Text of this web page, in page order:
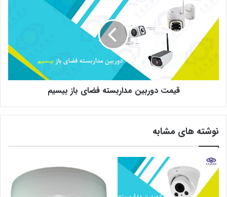
مداربسته
فضای
قیمت دوربین مداربسته فضای باز بیسیم
نوشته های مشابه